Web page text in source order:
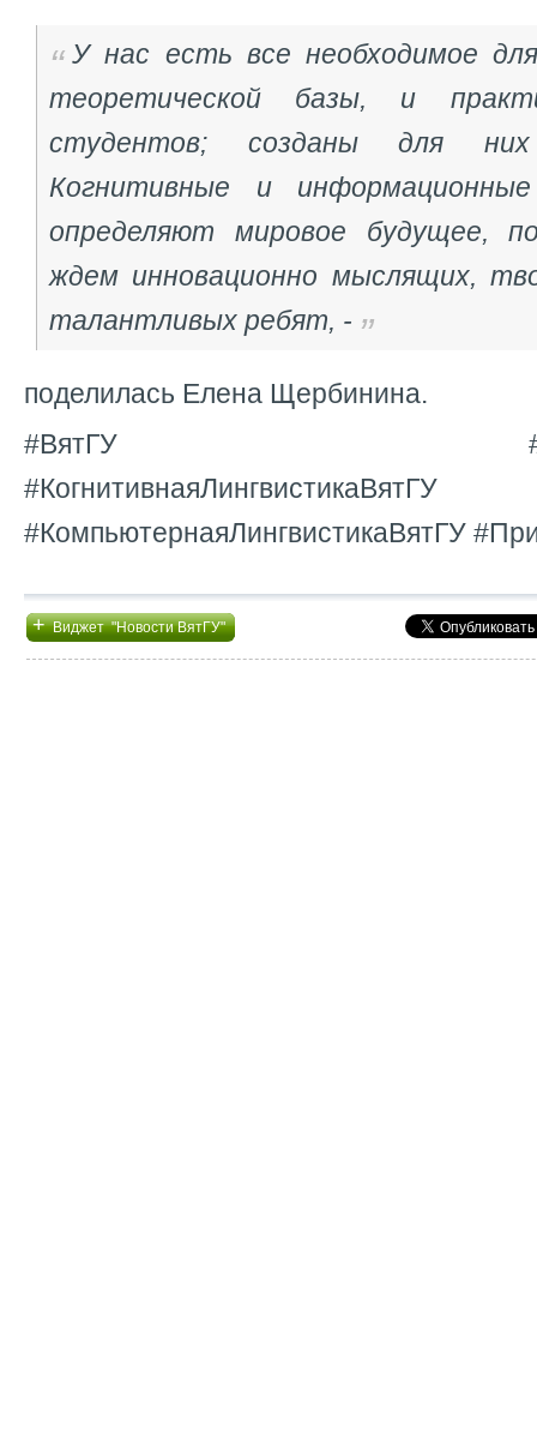
У нас есть все необходимое
теоретической базы, и
студентов; созданы для
Когнитивные и информационные
определяют мировое будущее,
ждем инновационно мыслящих,
талантливых ребят, -
поделилась Елена Щербинина.
#ВятГУ
#КогнитивнаяЛингвистикаВятГУ
#КомпьютернаяЛингвистикаВятГУ
+Виджет "Новости ВятГУ"